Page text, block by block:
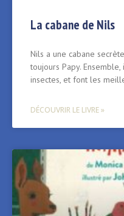
La cabane de Nils
Nils a une cabane
toujours Papy.
insectes, et font les
DÉCOUVRIR LE LIVRE »